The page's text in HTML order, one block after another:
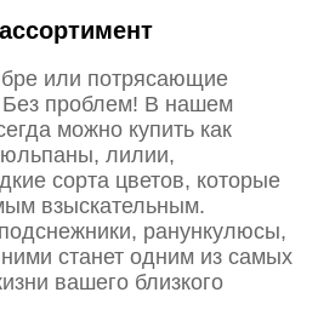
или потрясающие
проблем! В нашем
можно купить как
лилии,
сорта цветов, которые
взыскательным.
ранункулюсы,
станет одним из самых
вашего близкого